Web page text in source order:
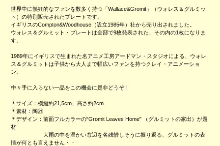
世界中に熱狂的なファンを数多く持つ「Wallace&Gromit」（ウォレス＆グルミッ
ト）の特別販売されたプレートです。
イギリスのCompton&Woodhouse（設立1985年）社から売り出されました。
ウォレス＆グルミット・プレートは全部で9枚発表された、その内の1枚になりま
す。
1989年にイギリスで生まれた名アニメ工房アードマン・スタジオによる、ウォレ
ス＆グルミットは子供から大人まで幅広いファンを持つクレイ・アニメーショ
ン。
中々手に入らない一品をこの機会に是非どうぞ！
＊サイズ：横縦約21,5cm、高さ約2cm
＊素材：陶器
＊デザイン：前面フルカラーの“Gromit Leaves Home" （グルミットの家出）が題
材
大雨の中を温かい窓辺を名残惜しそうに振り返る、グルミットの表
情が何とも言えません・・